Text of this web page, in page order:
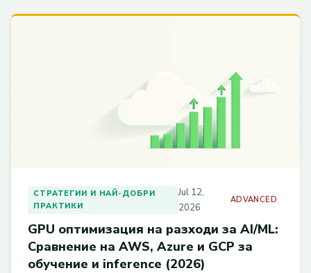
СТРАТЕГИИ И НАЙ-ДОБРИ
ПРАКТИКИ
Jul 12,
2026
ADVANCED
GPU оптимизация на разходи за AI/ML:
Сравнение на AWS, Azure и GCP за
обучение и inference (2026)